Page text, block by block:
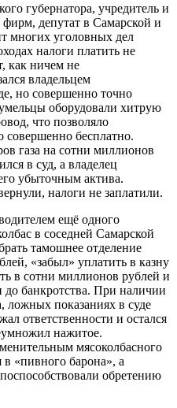
губернатора, учредитель и
депутат в Самарской и
многих уголовных дел
налоги платить не
как ничем не
владельцем
но совершенно точно
оборудовали хитрую
что позволяло
совершенно бесплатно.
газа на сотни миллионов
в суд, а владелец
убыточным актива.
налоги не заплатили.
ещё одного
в соседней Самарской
тамошнее отделение
«забыл» уплатить в казну
в сотни миллионов рублей и
до банкротства. При наличии
ложных показаниях в суде
ответственности и остался
нажитое.
мясоколбасного
в «пивного барона», а
обретению